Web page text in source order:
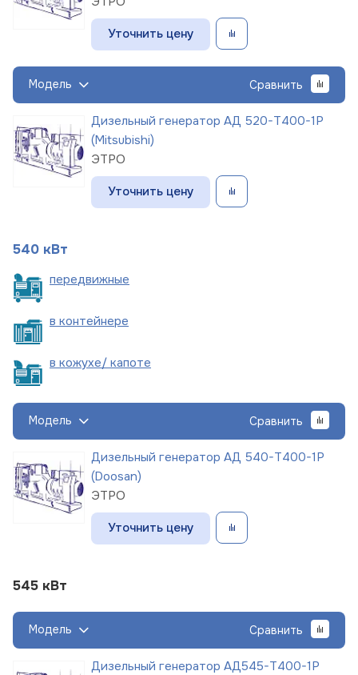
Уточнить цену
Модель Сравнить
Дизельный генератор АД 520-Т400-1Р
(Mitsubishi)
ЭТРО
Уточнить цену
540 кВт
передвижные
в контейнере
в кожухе/ капоте
Модель Сравнить
Дизельный генератор АД 540-Т400-1Р
(Doosan)
ЭТРО
Уточнить цену
545 кВт
Модель Сравнить
Дизельный генератор АД545-Т400-1Р